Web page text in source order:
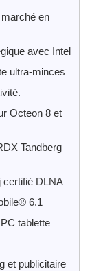
marché en
avec Intel
ultra-minces
Octeon 8 et
Tandberg
certifié DLNA
6.1
tablette
et publicitaire